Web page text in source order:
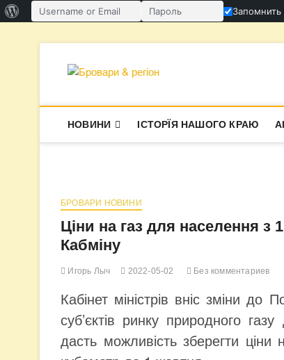
Имя пользователя или email
Пароль
содержимому
НОВИНИ ІСТОРЇЯ НАШОГО КРАЮ
БРОВАРИ НОВИНИ
Ціни на газ для населення з
Кабміну
Игорь Лыч 2022-05-02 Без комментариев
Кабінет міністрів вніс зміни
суб’єктів ринку природного
дасть можливість зберегти